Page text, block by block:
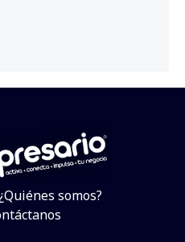
somos?